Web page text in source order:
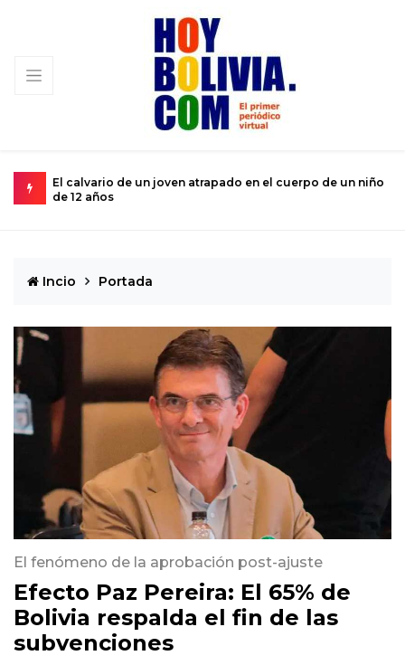
El calvario de un joven atrapado en el cuerpo de un niño
de 12 años
Incio Portada
El fenómeno de la aprobación post-ajuste
Efecto Paz Pereira: El 65% de
Bolivia respalda el fin de las
subvenciones